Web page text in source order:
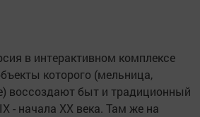
в интерактивном комплексе
которого (мельница,
воссоздают быт и традиционный
- начала XX века. Там же на